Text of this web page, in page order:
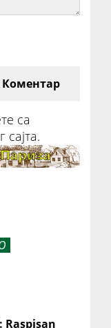
са
сајта.
Raspisan